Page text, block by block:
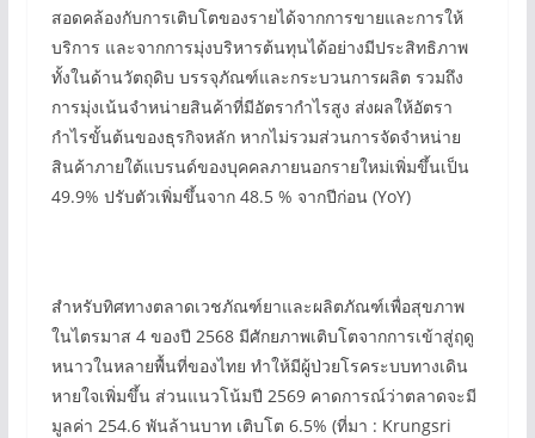
สอดคล้องกับการเติบโตของรายได้จากการขายและการให้
บริการ และจากการมุ่งบริหารต้นทุนได้อย่างมีประสิทธิภาพ
ทั้งในด้านวัตถุดิบ บรรจุภัณฑ์และกระบวนการผลิต รวมถึง
การมุ่งเน้นจำหน่ายสินค้าที่มีอัตรากำไรสูง ส่งผลให้อัตรา
กำไรขั้นต้นของธุรกิจหลัก หากไม่รวมส่วนการจัดจำหน่าย
สินค้าภายใต้แบรนด์ของบุคคลภายนอกรายใหม่เพิ่มขึ้นเป็น
49.9% ปรับตัวเพิ่มขึ้นจาก 48.5 % จากปีก่อน (YoY)
สำหรับทิศทางตลาดเวชภัณฑ์ยาและผลิตภัณฑ์เพื่อสุขภาพ
ในไตรมาส 4 ของปี 2568 มีศักยภาพเติบโตจากการเข้าสู่ฤดู
หนาวในหลายพื้นที่ของไทย ทำให้มีผู้ป่วยโรคระบบทางเดิน
หายใจเพิ่มขึ้น ส่วนแนวโน้มปี 2569 คาดการณ์ว่าตลาดจะมี
มูลค่า 254.6 พันล้านบาท เติบโต 6.5% (ที่มา : Krungsri